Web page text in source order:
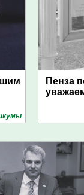
Пенза